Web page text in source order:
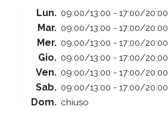
Lun. 09:00/13:00 - 17:00/20:00
Mar. 09:00/13:00 - 17:00/20:00
Mer. 09:00/13:00 - 17:00/20:00
Gio. 09:00/13:00 - 17:00/20:00
Ven. 09:00/13:00 - 17:00/20:00
Sab. 09:00/13:00 - 17:00/20:00
Dom. chiuso